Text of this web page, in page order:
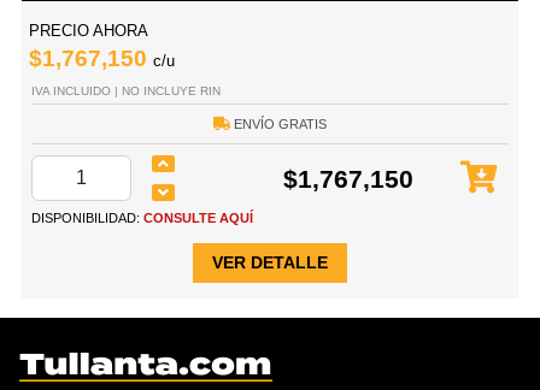
PRECIO AHORA
$1,767,150 c/u
IVA INCLUIDO | NO INCLUYE RIN
ENVÍO GRATIS
$1,767,150
DISPONIBILIDAD: CONSULTE AQUÍ
VER DETALLE